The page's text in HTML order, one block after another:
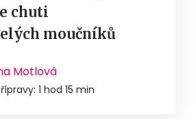
chuti
moučníků
Motlová
1 hod 15 min